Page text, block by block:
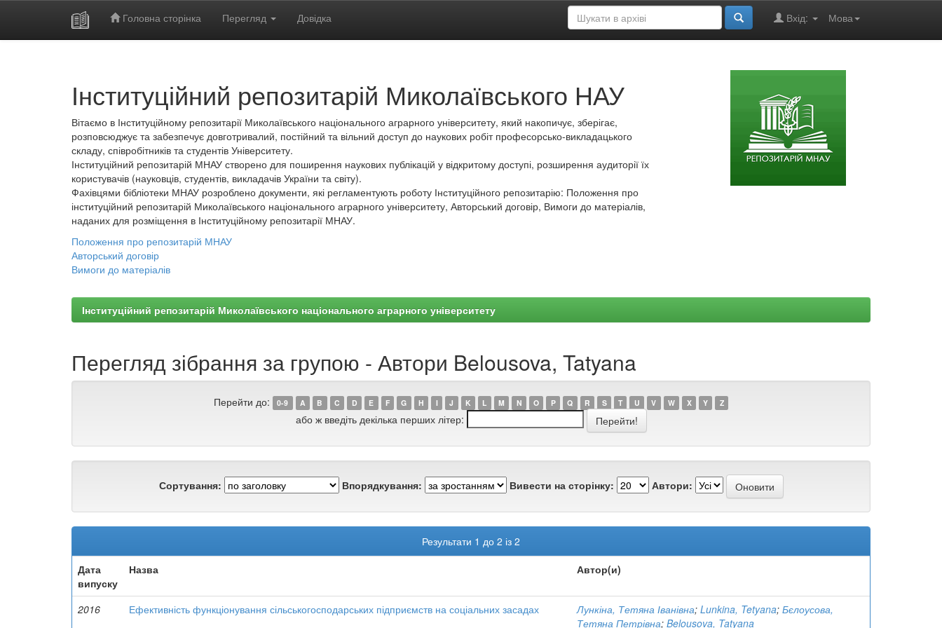
Головна сторінка Перегляд Довідка Мова
Вхід:
Інституційний репозитарій Миколаївського НАУ
Вітаємо в Інституційному репозитарії Миколаївського національного аграрного університету, який накопичує, зберігає,
розповсюджує та забезпечує довготривалий, постійний та вільний доступ до наукових робіт професорсько-викладацького
складу, співробітників та студентів Університету.
Інституційний репозитарій МНАУ створено для поширення наукових публікацій у відкритому доступі, розширення аудиторії їх
користувачів (науковців, студентів, викладачів України та світу).
Фахівцями бібліотеки МНАУ розроблено документи, які регламентують роботу Інституційного репозитарію: Положення про
інституційний репозитарій Миколаївського національного аграрного університету, Авторський договір, Вимоги до матеріалів,
наданих для розміщення в Інституційному репозитарії МНАУ.
Положення про репозитарій МНАУ
Авторський договір
Вимоги до матеріалів
Інституційний репозитарій Миколаївського національного аграрного університету
Перегляд зібрання за групою - Автори Belousova, Tatyana
Перейти до: 0-9 A B C D E F G H I J K L M N O P Q R S T U V W X Y Z
або ж введіть декілька перших літер:
Сортування: Впорядкування: Вивести на сторінку: Автори:
Результати 1 до 2 із 2
Дата
випуску
Назва Автор(и)
2016 Ефективність функціонування сільськогосподарських підприємств на соціальних засадах Лункіна, Тетяна Іванівна; Lunkina, Tetyana; Бєлоусова,
Тетяна Петрівна; Belousova, Tatyana